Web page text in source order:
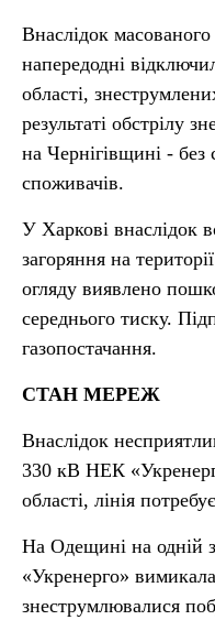
Внаслідок масованого
напередодні
області,
результаті обстрілу
на Чернігівщині - без
споживачів.
У Харкові внаслідок
загоряння на
огляду виявлено
середнього тиску.
газопостачання.
СТАН МЕРЕЖ
Внаслідок
330 кВ НЕК
області, лінія
На Одещині на одній
«Укренерго»
знеструмлювалися